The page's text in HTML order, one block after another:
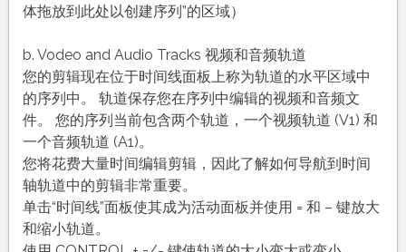
体拖放到此处以创建序列”的区域）
b. Vodeo and Audio Tracks 视频和音频轨道
您的剪辑现在位于时间线面板上称为轨道的水平区域中
的序列中。 轨道保存您在序列中编辑的视频和音频文
件。 您的序列当前包含两个轨道，一个视频轨道 (V1) 和
一个音频轨道 (A1)。
您将花费大量时间编辑剪辑，因此了解如何导航到时间
轴轨道中的剪辑非常重要。
单击“时间线”面板使其成为活动面板并使用 = 和 – 键放大
和缩小轨道。